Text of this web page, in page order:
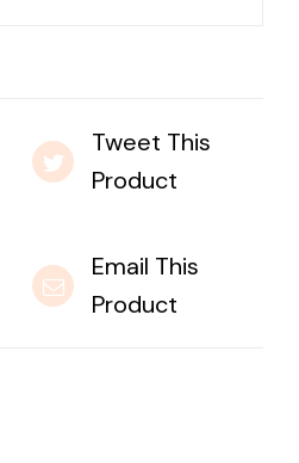
Tweet This
Product
Email This
Product